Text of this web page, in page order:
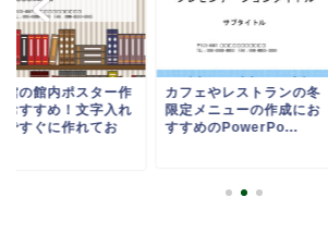
館の館内ポスター作
おすすめ！文字入れ
ですぐに作れてお
カフェやレストランの冬
限定メニューの作成にお
すすめのPowerPo...